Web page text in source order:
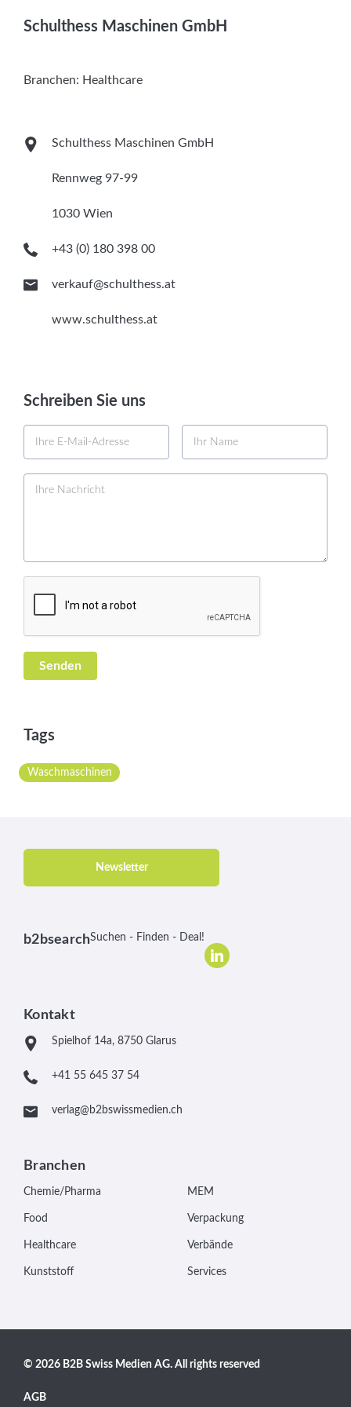
Schulthess Maschinen GmbH
Branchen: Healthcare
Schulthess Maschinen GmbH
Rennweg 97-99
1030 Wien
+43 (0) 180 398 00
verkauf@schulthess.at
www.schulthess.at
Schreiben Sie uns
Tags
Waschmaschinen
Newsletter
b2bsearchSuchen - Finden - Deal!
Kontakt
Spielhof 14a, 8750 Glarus
+41 55 645 37 54
verlag@b2bswissmedien.ch
Branchen
Chemie/Pharma
Food
Healthcare
Kunststoff
MEM
Verpackung
Verbände
Services
© 2026 B2B Swiss Medien AG. All rights reserved
AGB